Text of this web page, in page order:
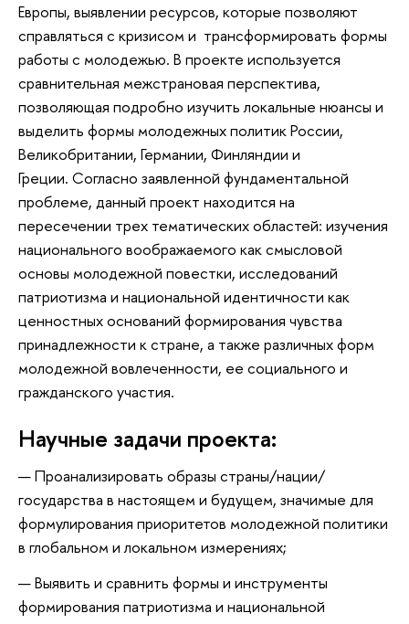
Европы, выявлении ресурсов, которые позволяют
справляться с кризисом и трансформировать формы
работы с молодежью. В проекте используется
сравнительная межстрановая перспектива,
позволяющая подробно изучить локальные нюансы и
выделить формы молодежных политик России,
Великобритании, Германии, Финляндии и
Греции. Согласно заявленной фундаментальной
проблеме, данный проект находится на
пересечении трех тематических областей: изучения
национального воображаемого как смысловой
основы молодежной повестки, исследований
патриотизма и национальной идентичности как
ценностных оснований формирования чувства
принадлежности к стране, а также различных форм
молодежной вовлеченности, ее социального и
гражданского участия.
Научные задачи проекта:
Проанализировать образы страны/нации/
государства в настоящем и будущем, значимые для
формулирования приоритетов молодежной политики
в глобальном и локальном измерениях;
Выявить и сравнить формы и инструменты
формирования патриотизма и национальной